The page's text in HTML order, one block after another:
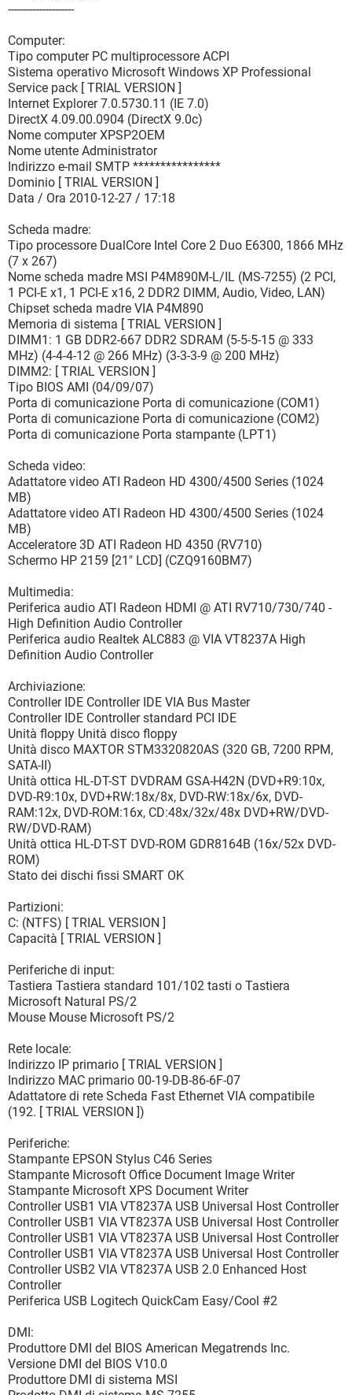
---------------------
Computer:
Tipo computer PC multiprocessore ACPI
Sistema operativo Microsoft Windows XP Professional
Service pack [ TRIAL VERSION ]
Internet Explorer 7.0.5730.11 (IE 7.0)
DirectX 4.09.00.0904 (DirectX 9.0c)
Nome computer XPSP2OEM
Nome utente Administrator
Indirizzo e-mail SMTP ****************
Dominio [ TRIAL VERSION ]
Data / Ora 2010-12-27 / 17:18
Scheda madre:
Tipo processore DualCore Intel Core 2 Duo E6300, 1866 MHz
(7 x 267)
Nome scheda madre MSI P4M890M-L/IL (MS-7255) (2 PCI,
1 PCI-E x1, 1 PCI-E x16, 2 DDR2 DIMM, Audio, Video, LAN)
Chipset scheda madre VIA P4M890
Memoria di sistema [ TRIAL VERSION ]
DIMM1: 1 GB DDR2-667 DDR2 SDRAM (5-5-5-15 @ 333
MHz) (4-4-4-12 @ 266 MHz) (3-3-3-9 @ 200 MHz)
DIMM2: [ TRIAL VERSION ]
Tipo BIOS AMI (04/09/07)
Porta di comunicazione Porta di comunicazione (COM1)
Porta di comunicazione Porta di comunicazione (COM2)
Porta di comunicazione Porta stampante (LPT1)
Scheda video:
Adattatore video ATI Radeon HD 4300/4500 Series (1024
MB)
Adattatore video ATI Radeon HD 4300/4500 Series (1024
MB)
Acceleratore 3D ATI Radeon HD 4350 (RV710)
Schermo HP 2159 [21" LCD] (CZQ9160BM7)
Multimedia:
Periferica audio ATI Radeon HDMI @ ATI RV710/730/740 -
High Definition Audio Controller
Periferica audio Realtek ALC883 @ VIA VT8237A High
Definition Audio Controller
Archiviazione:
Controller IDE Controller IDE VIA Bus Master
Controller IDE Controller standard PCI IDE
Unità floppy Unità disco floppy
Unità disco MAXTOR STM3320820AS (320 GB, 7200 RPM,
SATA-II)
Unità ottica HL-DT-ST DVDRAM GSA-H42N (DVD+R9:10x,
DVD-R9:10x, DVD+RW:18x/8x, DVD-RW:18x/6x, DVD-
RAM:12x, DVD-ROM:16x, CD:48x/32x/48x DVD+RW/DVD-
RW/DVD-RAM)
Unità ottica HL-DT-ST DVD-ROM GDR8164B (16x/52x DVD-
ROM)
Stato dei dischi fissi SMART OK
Partizioni:
C: (NTFS) [ TRIAL VERSION ]
Capacità [ TRIAL VERSION ]
Periferiche di input:
Tastiera Tastiera standard 101/102 tasti o Tastiera
Microsoft Natural PS/2
Mouse Mouse Microsoft PS/2
Rete locale:
Indirizzo IP primario [ TRIAL VERSION ]
Indirizzo MAC primario 00-19-DB-86-6F-07
Adattatore di rete Scheda Fast Ethernet VIA compatibile
(192. [ TRIAL VERSION ])
Periferiche:
Stampante EPSON Stylus C46 Series
Stampante Microsoft Office Document Image Writer
Stampante Microsoft XPS Document Writer
Controller USB1 VIA VT8237A USB Universal Host Controller
Controller USB1 VIA VT8237A USB Universal Host Controller
Controller USB1 VIA VT8237A USB Universal Host Controller
Controller USB1 VIA VT8237A USB Universal Host Controller
Controller USB2 VIA VT8237A USB 2.0 Enhanced Host
Controller
Periferica USB Logitech QuickCam Easy/Cool #2
DMI:
Produttore DMI del BIOS American Megatrends Inc.
Versione DMI del BIOS V10.0
Produttore DMI di sistema MSI